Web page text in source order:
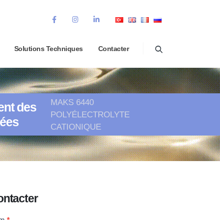
Solutions Techniques Contacter
des
MAKS 6440
POLYÉLECTROLYTE
CATIONIQUE